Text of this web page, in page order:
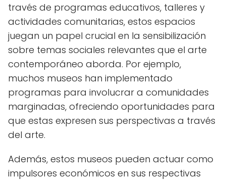
través de programas educativos, talleres y
actividades comunitarias, estos espacios
juegan un papel crucial en la sensibilización
sobre temas sociales relevantes que el arte
contemporáneo aborda. Por ejemplo,
muchos museos han implementado
programas para involucrar a comunidades
marginadas, ofreciendo oportunidades para
que estas expresen sus perspectivas a través
del arte.
Además, estos museos pueden actuar como
impulsores económicos en sus respectivas